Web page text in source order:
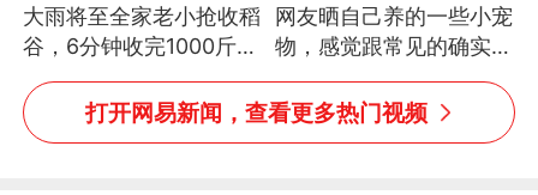
大雨将至全家老小抢收稻
谷，6分钟收完1000斤，
没有一个人掉链子
网友晒自己养的一些小宠
物，感觉跟常见的确实有
些不一样
打开网易新闻，查看更多热门视频